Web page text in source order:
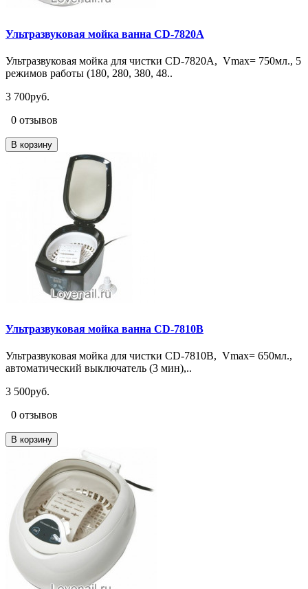
Ультразвуковая мойка ванна CD-7820A
Ультразвуковая мойка для чистки CD-7820А, Vmax= 750мл., 5
режимов работы (180, 280, 380, 48..
3 700руб.
0 отзывов
В корзину
Ультразвуковая мойка ванна CD-7810B
Ультразвуковая мойка для чистки CD-7810B, Vmax= 650мл.,
автоматический выключатель (3 мин),..
3 500руб.
0 отзывов
В корзину